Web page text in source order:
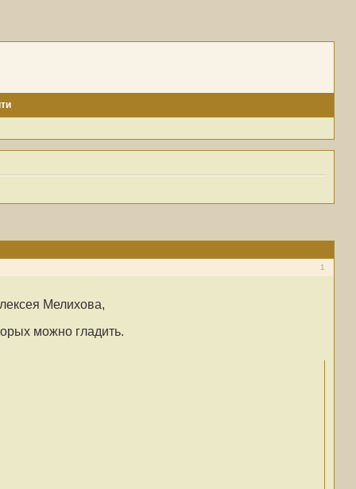
1
Мелихова,
можно гладить.